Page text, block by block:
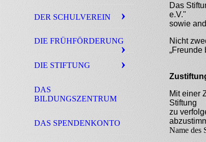
DER SCHULVEREIN
DIE FRÜHFÖRDERUNG
DIE STIFTUNG
DAS
BILDUNGSZENTRUM
DAS SPENDENKONTO
Das
e.V."
sowie
Nicht
„Freunde
Mit einer
Stiftung
zu
Name des